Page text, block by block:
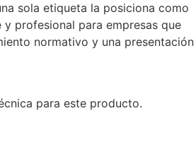
sola etiqueta la posiciona como
profesional para empresas que
normativo y una presentación
para este producto.